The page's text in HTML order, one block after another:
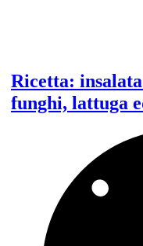
Ricetta:
funghi, lattuga